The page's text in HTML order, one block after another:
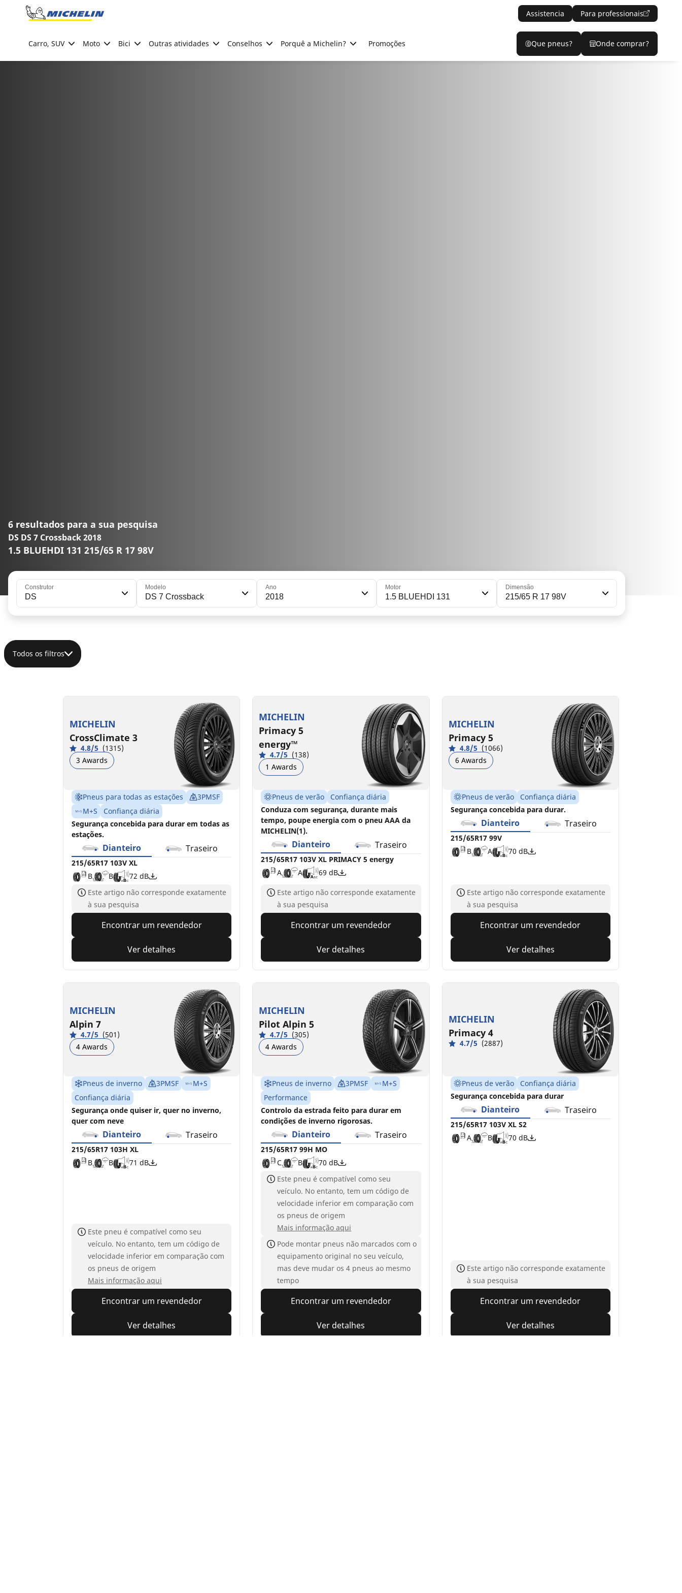
Go to page content
Assistencia Para professionais
Carro, SUV Moto Bici Outras atividades Conselhos Porquê a Michelin? Promoções Que pneus? Onde comprar?
6 resultados para a sua pesquisa
DS DS 7 Crossback 2018
1.5 BLUEHDI 131 215/65 R 17 98V
Construtor
DS
Modelo
DS 7 Crossback
Ano
2018
Motor
1.5 BLUEHDI 131
Dimensão
215/65 R 17 98V
Todos os filtros
MICHELIN
CrossClimate 3
4.8/5 (1315)
3 Awards
Pneus para todas as estações
3PMSF
M+S
Confiança diária
Segurança concebida para durar em todas as
estações.
Dianteiro Traseiro
215/65R17 103V XL
B
B 72 dB
Este artigo não corresponde exatamente
à sua pesquisa
Encontrar um revendedor
Ver detalhes
MICHELIN
Primacy 5
energy™
4.7/5 (138)
1 Awards
Pneus de verão
Confiança diária
Conduza com segurança, durante mais
tempo, poupe energia com o pneu AAA da
MICHELIN(1).
Dianteiro Traseiro
215/65R17 103V XL PRIMACY 5 energy
A
A 69 dB
PRIMACY 5 energy
A
Este artigo não corresponde exatamente
à sua pesquisa
Encontrar um revendedor
Ver detalhes
MICHELIN
Primacy 5
4.8/5 (1066)
6 Awards
Pneus de verão
Confiança diária
Segurança concebida para durar.
Dianteiro Traseiro
215/65R17 99V
B
A 70 dB
Este artigo não corresponde exatamente
à sua pesquisa
Encontrar um revendedor
Ver detalhes
MICHELIN
Alpin 7
4.7/5 (501)
4 Awards
Pneus de inverno 3PMSF
M+S
Confiança diária
Segurança onde quiser ir, quer no inverno,
quer com neve
Dianteiro Traseiro
215/65R17 103H XL
B
B 71 dB
Este pneu é compatível como seu
veículo. No entanto, tem um código de
velocidade inferior em comparação com
os pneus de origem
Mais informação aqui
Encontrar um revendedor
Ver detalhes
MICHELIN
Pilot Alpin 5
4.7/5 (305)
4 Awards
Pneus de inverno 3PMSF
M+S
Performance
Controlo da estrada feito para durar em
condições de inverno rigorosas.
Dianteiro Traseiro
215/65R17 99H MO
C
B 70 dB
C
B
Este pneu é compatível como seu
veículo. No entanto, tem um código de
velocidade inferior em comparação com
os pneus de origem
Mais informação aqui
Pode montar pneus não marcados com o
equipamento original no seu veículo,
mas deve mudar os 4 pneus ao mesmo
tempo
Encontrar um revendedor
Ver detalhes
MICHELIN
Primacy 4
4.7/5 (2887)
Pneus de verão
Confiança diária
Segurança concebida para durar
Dianteiro Traseiro
215/65R17 103V XL S2
A
B 70 dB
Este artigo não corresponde exatamente
à sua pesquisa
Encontrar um revendedor
Ver detalhes